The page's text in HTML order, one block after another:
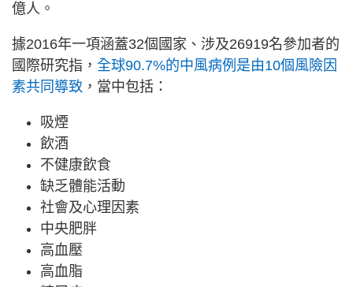
億人。
據2016年一項涵蓋32個國家、涉及26919名參加者的
國際研究指， 全球90.7%的中風病例是由10個風險因
素共同導致 ，當中包括：
吸煙
飲酒
不健康飲食
缺乏體能活動
社會及心理因素
中央肥胖
高血壓
高血脂